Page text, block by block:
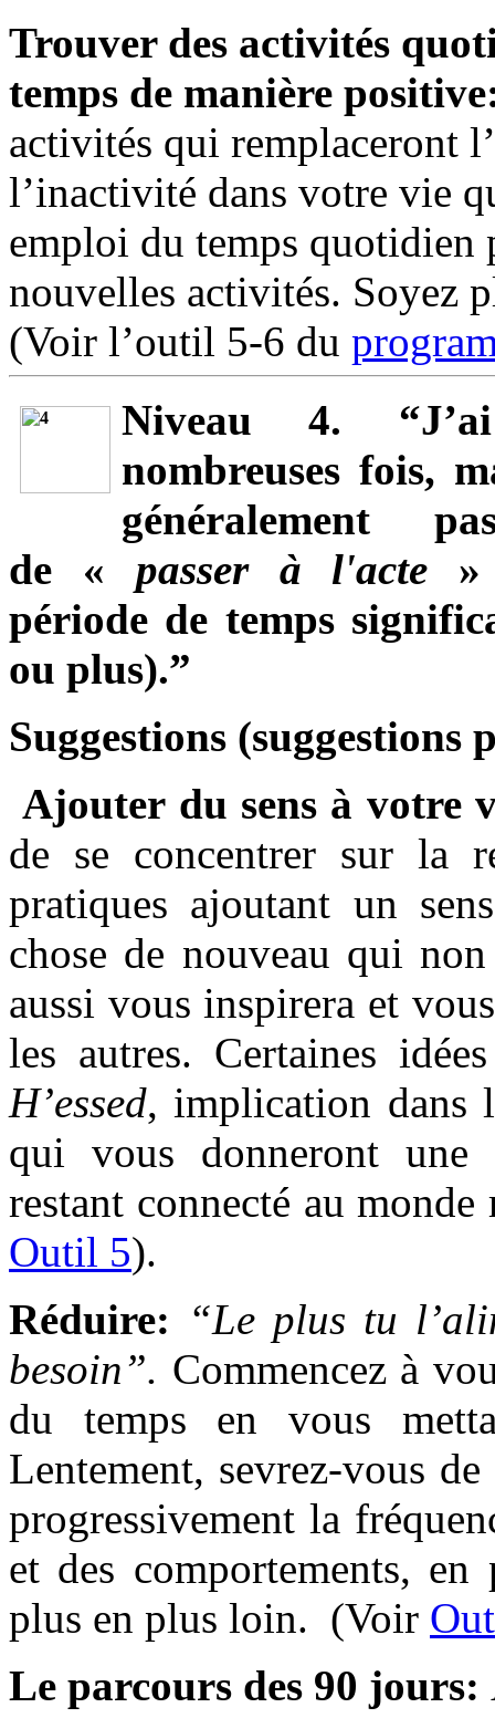
Trouver des activités
temps de manière
activités qui remplaceront
l’inactivité dans votre vie
emploi du temps quotidien
nouvelles activités. Soyez
(Voir l’outil 5-6 du
Niveau 4.
nombreuses fois,
généralement
de « passer à l'acte
période de temps
ou plus).”
Suggestions (suggestions
Ajouter du sens à votre
de se concentrer sur la
pratiques ajoutant un
chose de nouveau qui
aussi vous inspirera et
les autres. Certaines
H’essed, implication dans
qui vous donneront une
restant connecté au
Outil 5).
Réduire: “Le plus tu
besoin”. Commencez à
du temps en vous
Lentement, sevrez-vous
progressivement la
et des comportements,
plus en plus loin. (Voir
Le parcours des 90 jours: